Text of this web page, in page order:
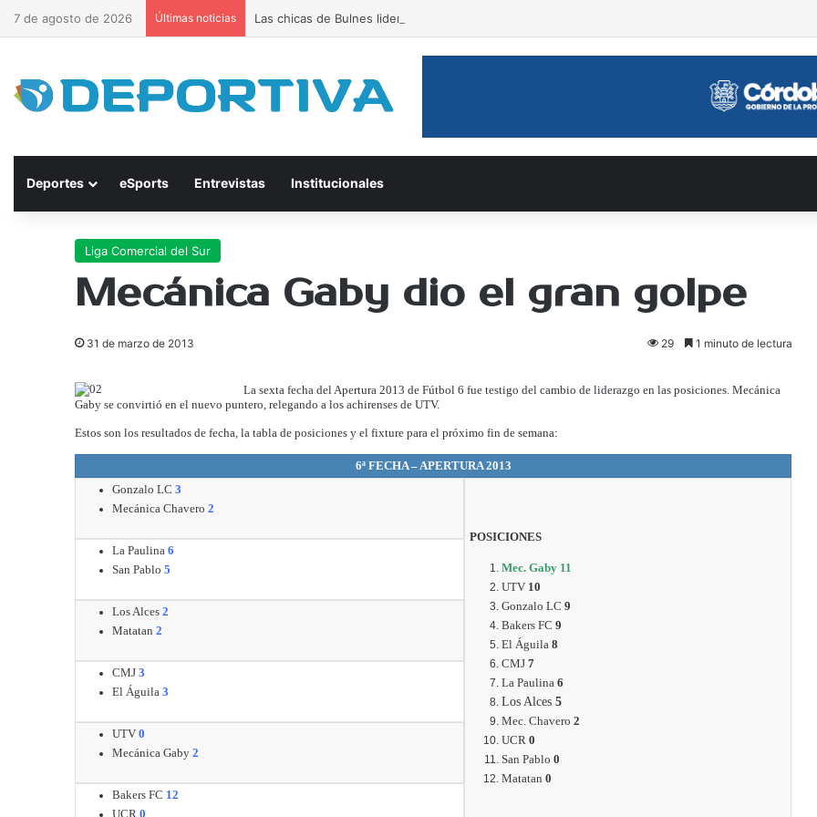
7 de agosto de 2026 Últimas noticias Las chicas de Bulnes lideran el Torneo Olga Palmero
Deportes eSports Entrevistas Institucionales
Liga Comercial del Sur
Mecánica Gaby dio el gran golpe
31 de marzo de 2013 29 1 minuto de lectura
La sexta fecha del Apertura 2013 de Fútbol 6 fue testigo del cambio de liderazgo en las posiciones. Mecánica
Gaby se convirtió en el nuevo puntero, relegando a los achirenses de UTV.
Estos son los resultados de fecha, la tabla de posiciones y el fixture para el próximo fin de semana:
6ª FECHA – APERTURA 2013
Gonzalo LC 3
Mecánica Chavero 2
POSICIONES
Mec. Gaby 11
UTV 10
Gonzalo LC 9
Bakers FC 9
El Águila 8
CMJ 7
La Paulina 6
Los Alces 5
Mec. Chavero 2
UCR 0
San Pablo 0
Matatan 0
La Paulina 6
San Pablo 5
Los Alces 2
Matatan 2
CMJ 3
El Águila 3
UTV 0
Mecánica Gaby 2
Bakers FC 12
UCR 0
Gran espectáculo de